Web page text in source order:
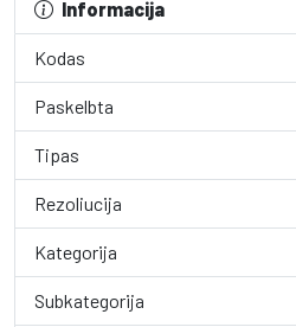
Informacija
Kodas
Paskelbta
Tipas
Rezoliucija
Kategorija
Subkategorija